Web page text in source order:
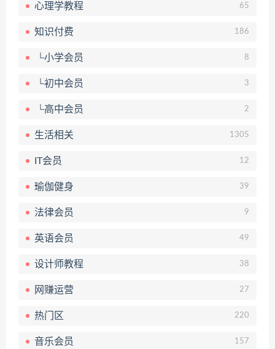
心理学教程 65
知识付费 186
└小学会员 8
└初中会员 3
└高中会员 2
生活相关 1305
IT会员 12
瑜伽健身 39
法律会员 9
英语会员 49
设计师教程 38
网赚运营 27
热门区 220
音乐会员 157